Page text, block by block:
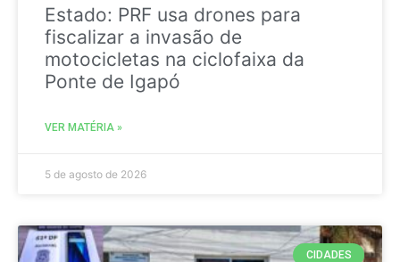
Estado: PRF usa drones para
fiscalizar a invasão de
motocicletas na ciclofaixa da
Ponte de Igapó
VER MATÉRIA »
5 de agosto de 2026
CIDADES